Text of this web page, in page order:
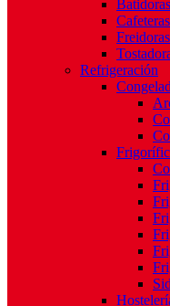
Cafeteras
Refrigeración